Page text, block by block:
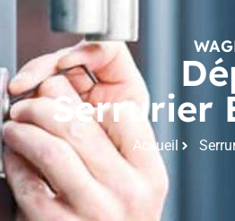
Serrurier
Accueil